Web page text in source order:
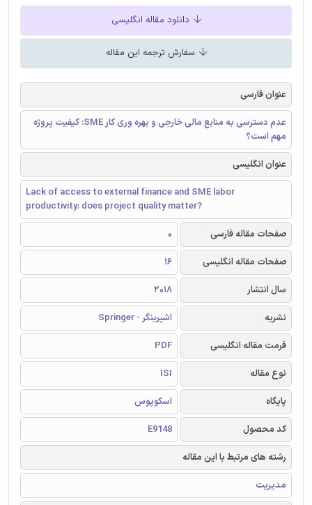
دانلود مقاله انگلیسی
سفارش ترجمه این مقاله
عنوان فارسی
عدم دسترسی به منابع مالی خارجی و بهره وری کار SME: کیفیت پروژه
مهم است؟
عنوان انگلیسی
Lack of access to external finance and SME labor
productivity: does project quality matter?
صفحات مقاله فارسی
0
صفحات مقاله انگلیسی
16
سال انتشار
2018
نشریه
اشپرینگر - Springer
فرمت مقاله انگلیسی
PDF
نوع مقاله
ISI
پایگاه
اسکوپوس
کد محصول
E9148
رشته های مرتبط با این مقاله
مدیریت